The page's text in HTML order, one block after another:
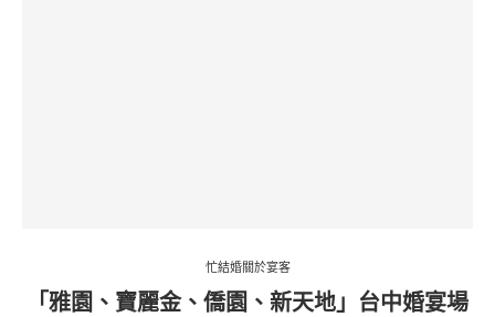
忙結婚關於宴客
「雅園、寶麗金、僑園、新天地」台中婚宴場